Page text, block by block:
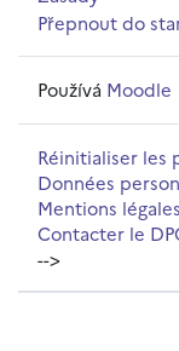
Přepnout do
Používá Moodle
Réinitialiser les
Données
Mentions légales
Contacter le
-->